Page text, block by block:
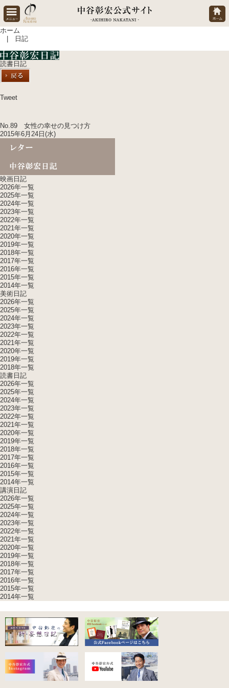
ホーム
| 日記
読書日記
Tweet
No.89 女性の幸せの見つけ方
2015年6月24日(水)
映画日記
2026年一覧
2025年一覧
2024年一覧
2023年一覧
2022年一覧
2021年一覧
2020年一覧
2019年一覧
2018年一覧
2017年一覧
2016年一覧
2015年一覧
2014年一覧
美術日記
2026年一覧
2025年一覧
2024年一覧
2023年一覧
2022年一覧
2021年一覧
2020年一覧
2019年一覧
2018年一覧
読書日記
2026年一覧
2025年一覧
2024年一覧
2023年一覧
2022年一覧
2021年一覧
2020年一覧
2019年一覧
2018年一覧
2017年一覧
2016年一覧
2015年一覧
2014年一覧
講演日記
2026年一覧
2025年一覧
2024年一覧
2023年一覧
2022年一覧
2021年一覧
2020年一覧
2019年一覧
2018年一覧
2017年一覧
2016年一覧
2015年一覧
2014年一覧